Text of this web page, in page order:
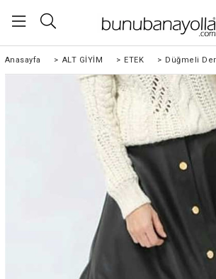
Anasayfa > ALT GİYİM > ETEK > Düğmeli